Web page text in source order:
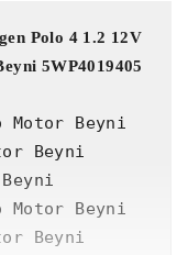
Polo 4 1.2 12V
5WP4019405
Motor Beyni
Beyni
Motor Beyni
Beyni